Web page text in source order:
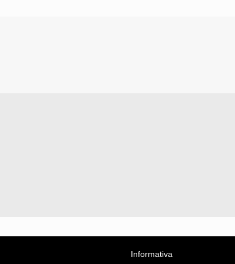
Informativa